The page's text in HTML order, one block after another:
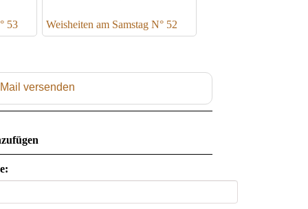
53 Weisheiten am Samstag N° 52
versenden